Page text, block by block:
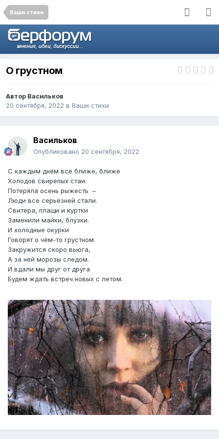
Ваши стихи
О грустном
Автор Васильков
20 сентября, 2022 в Ваши стихи
Васильков
Опубликовано 20 сентября, 2022
С каждым днём всё ближе, ближе
Холодов свирепых стаи.
Потеряла осень рыжесть –
Люди все серьёзней стали.
Свитера, плащи и куртки
Заменили майки, блузки.
И холодные окурки
Говорят о чём-то грустном.
Закружится скоро вьюга,
А за ней морозы следом.
И вдали мы друг от друга
Будем ждать встреч новых с летом.